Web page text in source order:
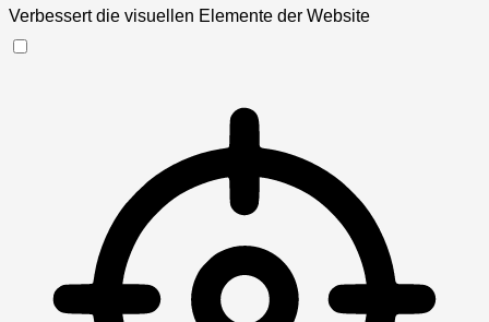
Verbessert die visuellen Elemente der Website